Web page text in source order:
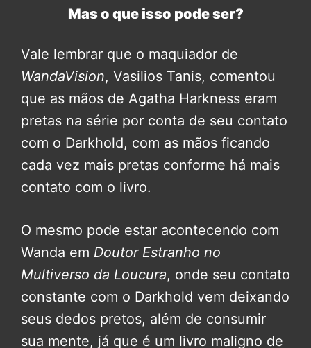
Mas o que isso pode ser?
Vale lembrar que o maquiador de
WandaVision, Vasilios Tanis, comentou
que as mãos de Agatha Harkness eram
pretas na série por conta de seu contato
com o Darkhold, com as mãos ficando
cada vez mais pretas conforme há mais
contato com o livro.
O mesmo pode estar acontecendo com
Wanda em Doutor Estranho no
Multiverso da Loucura, onde seu contato
constante com o Darkhold vem deixando
seus dedos pretos, além de consumir
sua mente, já que é um livro maligno de